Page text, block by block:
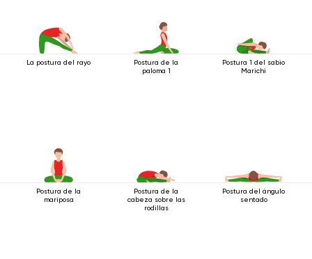
La postura del rayo
Postura de la
paloma 1
Postura 1 del sabio
Marichi
Postura de la
mariposa
Postura de la
cabeza sobre las
rodillas
Postura del ángulo
sentado